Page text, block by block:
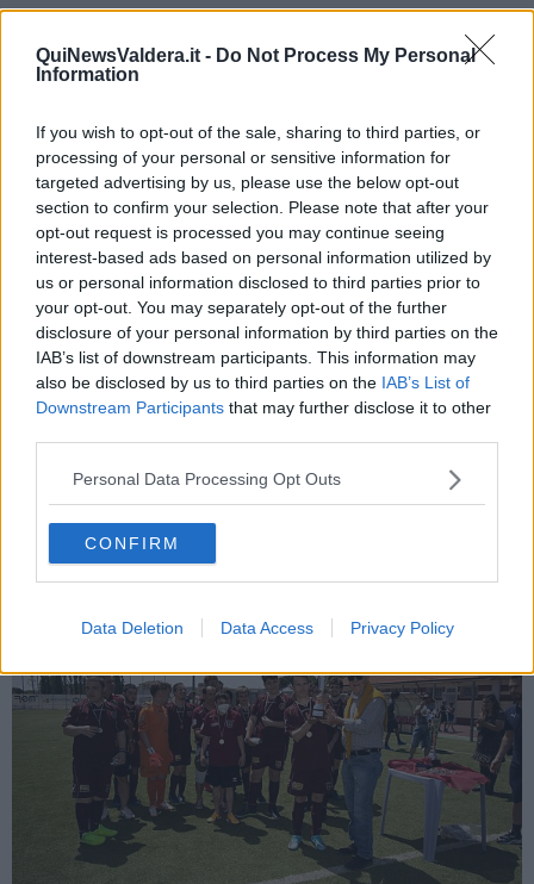
QuiNewsValdera.it - Do Not Process My Personal
Information
If you wish to opt-out of the sale, sharing to third parties, or
processing of your personal or sensitive information for
targeted advertising by us, please use the below opt-out
section to confirm your selection. Please note that after your
opt-out request is processed you may continue seeing
interest-based ads based on personal information utilized by
us or personal information disclosed to third parties prior to
your opt-out. You may separately opt-out of the further
disclosure of your personal information by third parties on the
IAB’s list of downstream participants. This information may
also be disclosed by us to third parties on the IAB’s List of
Downstream Participants that may further disclose it to other
Personal Data Processing Opt Outs
CONFIRM
Data Deletion Data Access Privacy Policy
La formazione del Pontedera
"Siamo molto soddisfatti, i nostri ragazzi sono andati oltre ogni
l’associazione Calciando Insieme, con la quale abbiamo iniziato
questo progetto, e la società per quanto ha creduto in noi e per
l’aiuto che ci ha dato".